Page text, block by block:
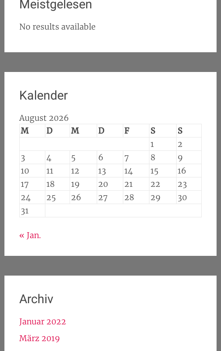
Transparenz
Urheberrecht
Meistgelesen
Kalender
August 2026
3
4 5 6 7 8
9
10
11
17
18
24
25